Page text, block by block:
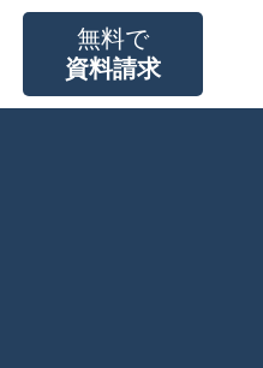
無料で
資料請求